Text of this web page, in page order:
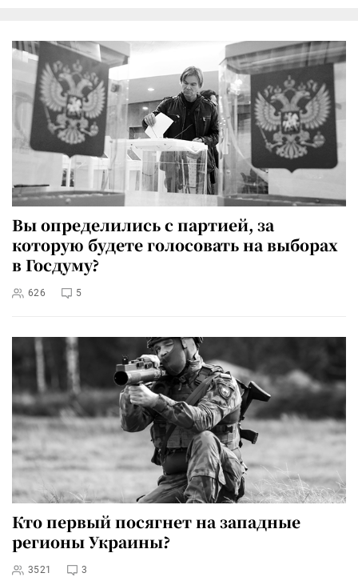
Вы определились с партией, за
которую будете голосовать на выборах
в Госдуму?
626 5
Кто первый посягнет на западные
регионы Украины?
3521 3